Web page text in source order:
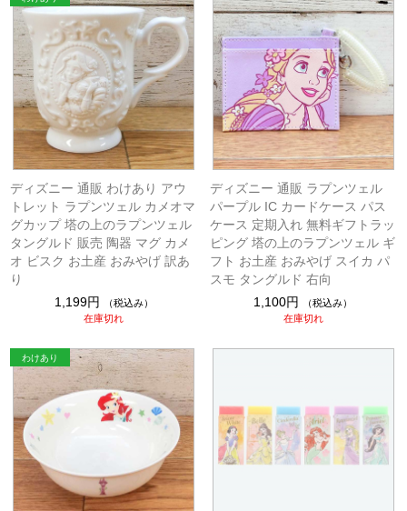
ディズニー 通販 わけあり アウ
トレット ラプンツェル カメオマ
グカップ 塔の上のラプンツェル
タングルド 販売 陶器 マグ カメ
オ ビスク お土産 おみやげ 訳あ
り
1,199円
（税込み）
在庫切れ
ディズニー 通販 ラプンツェル
パープル IC カードケース パス
ケース 定期入れ 無料ギフトラッ
ピング 塔の上のラプンツェル ギ
フト お土産 おみやげ スイカ パ
スモ タングルド 右向
1,100円
（税込み）
在庫切れ